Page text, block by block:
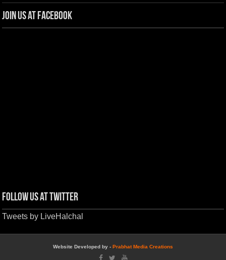
Join us at Facebook
Follow us at Twitter
Tweets by LiveHalchal
Website Developed by - Prabhat Media Creations